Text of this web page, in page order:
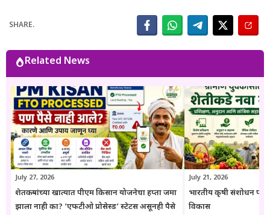
आणि संबंधित अधिकृत स्रोतांचा संदर्भ घेऊन माहितीची पडताळणी केली जाते.
वाचकांना अर्ज प्रक्रिया, पात्रता, आवश्यक कागदपत्रे, लाभ, अंतिम मुदत आणि
युवक आणि सर्वसामान्य नागरिकांपर्यंत विश्वासार्ह, अद्ययावत आणि उपयुक्त माहिती
पोहोचवणे हा आहे. प्रकाशित माहिती वेळोवेळी अद्ययावत ठेवण्याचा प्रयत्न केला
जातो. अधिकृत निर्णयामध्ये बदल झाल्यास संबंधित लेख देखील अद्ययावत करण्यात
येतात. या संकेतस्थळावरील माहिती ही केवळ जनजागृती आणि मार्गदर्शनाच्या
उद्देशाने प्रकाशित केली जाते. कोणत्याही सरकारी योजनेसाठी अर्ज करण्यापूर्वी
संबंधित विभागाच्या अधिकृत संकेतस्थळावरील माहिती, नियम आणि अटींची
पडताळणी करण्याचा सल्ला दिला जातो.
SHARE.
Related News
July 27, 2026
शेतकऱ्यांच्या खात्यात पीएम किसान योजनेचा हप्ता जमा
झाला नाही का? ‘एफटीओ प्रोसेस्ड’ स्टेटस असूनही पैसे
July 21, 2026
भारतीय कृषी संशोधन
विकास